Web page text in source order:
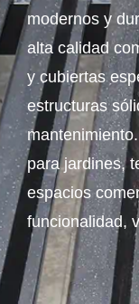
modernos y
alta calidad
y cubiertas
estructuras
para jardines,
espacios
funcionalidad,